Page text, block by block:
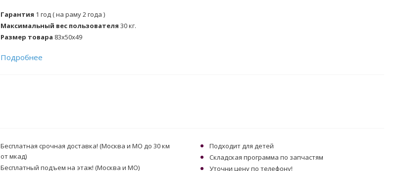
Гарантия 1 год ( на раму 2 года )
Максимальный вес пользователя 30 кг.
Размер товара 83х50х49
Подробнее
Бесплатная срочная доставка! (Москва и МО до 30 км
от мкад)
Бесплатный подъем на этаж! (Москва и МО)
Подходит для детей
Складская программа по запчастям
Уточни цену по телефону!